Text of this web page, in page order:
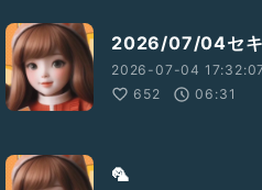
2026/07/04セキ
2026-07-04
652
06:31
🦜